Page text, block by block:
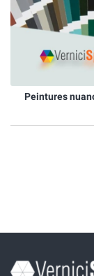
Peintures